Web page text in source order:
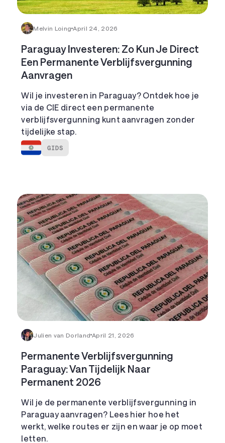
Melvin Loing April 24, 2026
Paraguay Investeren: Zo Kun Je Direct
Een Permanente Verblijfsvergunning
Aanvragen
Wil je investeren in Paraguay? Ontdek hoe je
via de CIE direct een permanente
verblijfsvergunning kunt aanvragen zonder
tijdelijke stap.
GIDS
Julien van Dorland April 21, 2026
Permanente Verblijfsvergunning
Paraguay: Van Tijdelijk Naar
Permanent 2026
Wil je de permanente verblijfsvergunning in
Paraguay aanvragen? Lees hier hoe het
werkt, welke routes er zijn en waar je op moet
letten.